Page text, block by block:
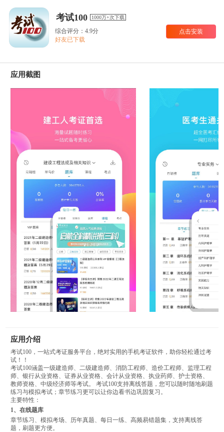
考试100 1000万+次下载
综合评分：4.9分
好友已下载
点击安装
应用截图
应用介绍
考试100，一站式考证服务平台，绝对实用的手机考证软件，助你轻松通过考
试！！
考试100涵盖一级建造师、二级建造师、消防工程师、造价工程师、监理工程
师、银行从业资格、证券从业资格、会计从业资格、执业药师、护士资格、
教师资格、中级经济师等考试。 考试100支持离线答题，您可以随时随地刷题
练习与模拟考试；章节练习更可以让你边看书边巩固复习。
主要特性：
1、在线题库
章节练习、模拟考场、历年真题、每日一练、高频易错题集，支持离线答
题，刷题更方便。